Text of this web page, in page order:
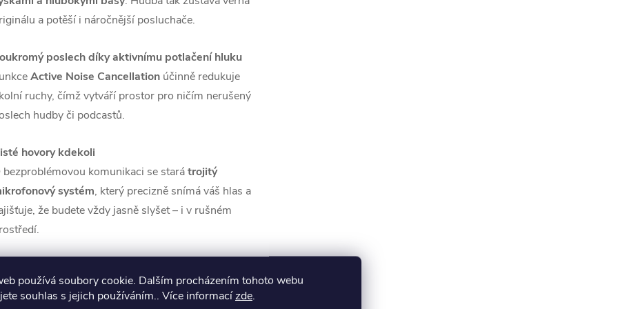
používá soubory cookie. Dalším procházením tohoto webu
souhlas s jejich používáním.. Více informacízde.
a potěší i náročnější posluchače.
poslech díky aktivnímu potlačení hluku
Active Noise Cancellation účinně redukuje
ruchy, čímž vytváří prostor pro ničím nerušený
hudby či podcastů.
hovory kdekoli
bezproblémovou komunikaci se starátrojitý
systém, který precizně snímá váš hlas a
že budete vždy jasně slyšet – i v rušném
jedno nabití zvládnou Galaxy Buds Core až35
přehrávání bez ANC
20 hodin s aktivním